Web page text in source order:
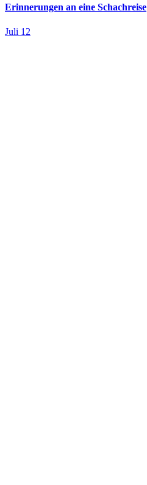
Erinnerungen an eine Schachreise
Juli 12